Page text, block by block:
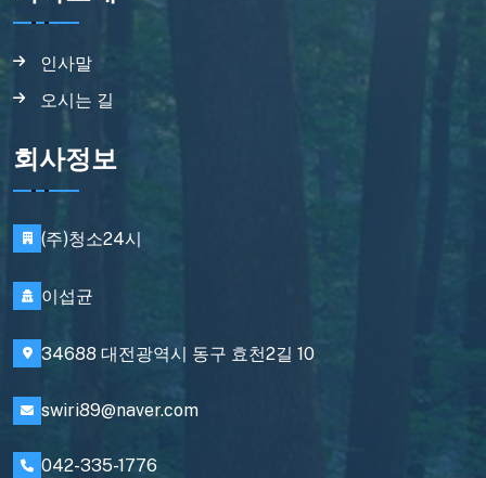
인사말
오시는 길
회사정보
(주)청소24시
이섭균
34688 대전광역시 동구 효천2길 10
swiri89@naver.com
042-335-1776